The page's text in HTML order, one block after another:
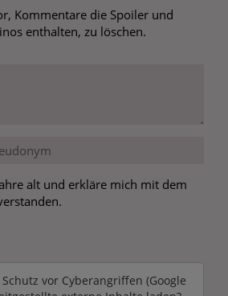
Kommentare die Spoiler und
enthalten, zu löschen.
alt und erkläre mich mit dem
Schutz vor Cyberangriffen (Google